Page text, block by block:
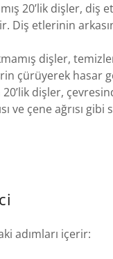
20’lik dişler,
Diş etlerinin
dişler,
çürüyerek hasar
20’lik dişler,
ve çene ağrısı
adımları içerir: